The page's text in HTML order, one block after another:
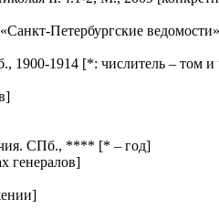
Петербургские
1900-1914 [*: числитель – том и
СПб., **** [* – год]
генералов]